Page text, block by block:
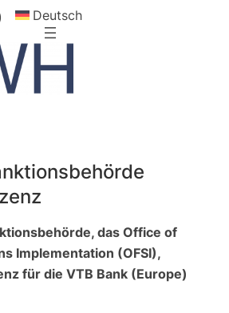
Deutsch
das Office of
Implementation (OFSI),
für die VTB Bank (Europe)